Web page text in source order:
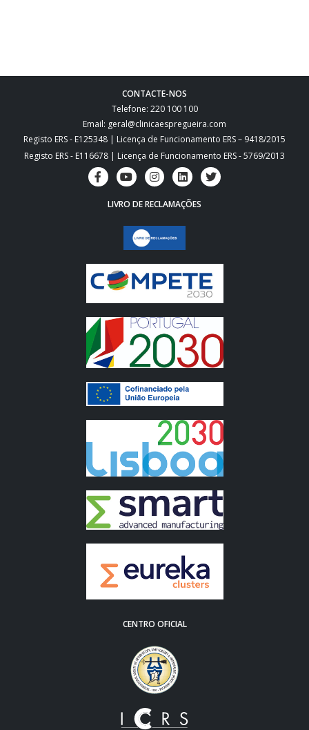
CONTACTE-NOS
Telefone: 220 100 100
Email: geral@clinicaespregueira.com
Registo ERS - E125348 | Licença de Funcionamento ERS – 9418/2015
Registo ERS - E116678 | Licença de Funcionamento ERS - 5769/2013
LIVRO DE RECLAMAÇÕES
CENTRO OFICIAL